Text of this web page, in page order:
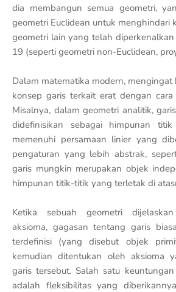
dia membangun semua geometri,
geometri Euclidean untuk menghindari
geometri lain yang telah
19 (seperti geometri non-Euclidean,
Dalam matematika modern,
konsep garis terkait erat dengan
Misalnya, dalam geometri analitik,
didefinisikan sebagai himpunan
memenuhi persamaan linier yang
pengaturan yang lebih abstrak,
garis mungkin merupakan objek
himpunan titik-titik yang terletak di
Ketika sebuah geometri
aksioma, gagasan tentang garis
terdefinisi (yang disebut objek
kemudian ditentukan oleh aksioma
garis tersebut. Salah satu
adalah fleksibilitas yang